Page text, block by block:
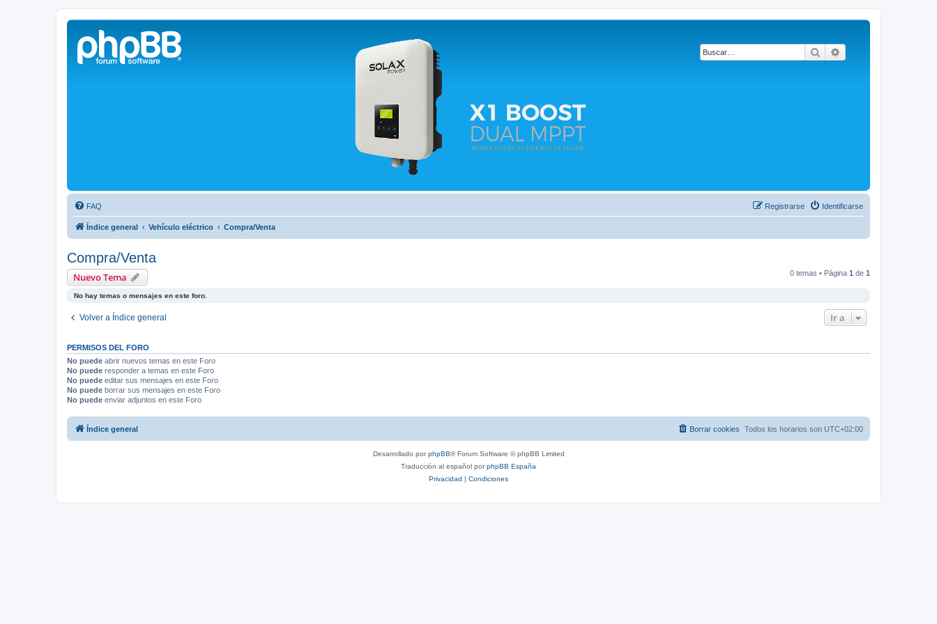
Buscar
Solax FAQ
Lugar para intercambiar dudas sobre inversores solares Solax y temas relacionados.
FAQ Identificarse
Registrarse
Índice general Vehículo eléctrico Compra/Venta
Compra/Venta
Nuevo Tema 0 temas • Página 1 de 1
No hay temas o mensajes en este foro.
Volver a Índice general Ir a
PERMISOS DEL FORO
No puede abrir nuevos temas en este Foro
No puede responder a temas en este Foro
No puede editar sus mensajes en este Foro
No puede borrar sus mensajes en este Foro
No puede enviar adjuntos en este Foro
Índice general Todos los horarios son UTC+02:00
Borrar cookies
Desarrollado porphpBB® Forum Software © phpBB Limited
Traducción al español porphpBB España
Privacidad | Condiciones